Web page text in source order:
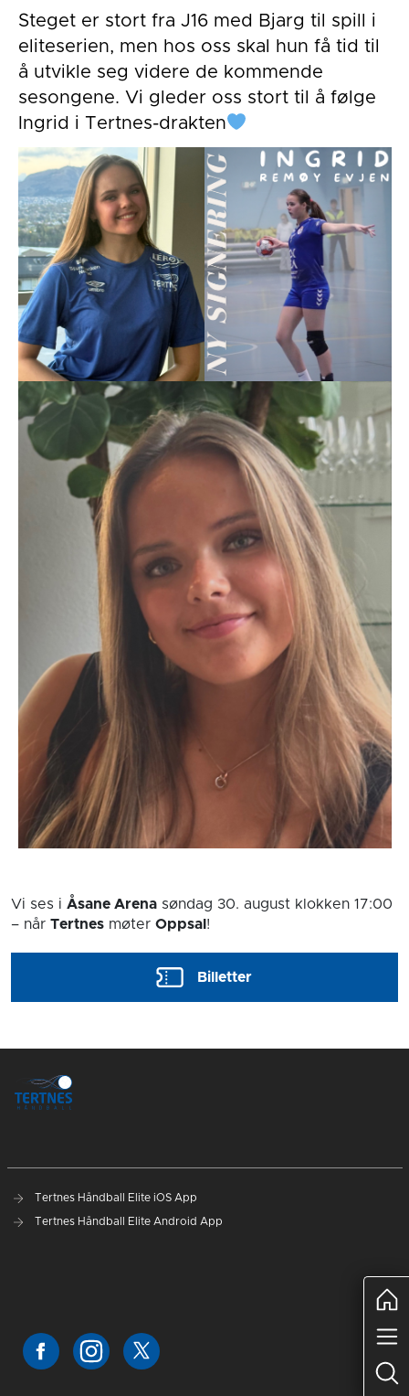
Steget er stort fra J16 med Bjarg til spill i
eliteserien, men hos oss skal hun få tid til
å utvikle seg videre de kommende
sesongene. Vi gleder oss stort til å følge
Ingrid i Tertnes-drakten
Vi ses i Åsane Arena søndag 30. august klokken 17:00
– når Tertnes møter Oppsal !
Billetter
Tertnes Håndball Elite iOS App
Tertnes Håndball Elite Android App